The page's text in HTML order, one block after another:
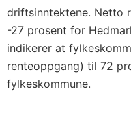
driftsinntektene. Netto
-27 prosent for
indikerer at
renteoppgang) til 72
fylkeskommune.